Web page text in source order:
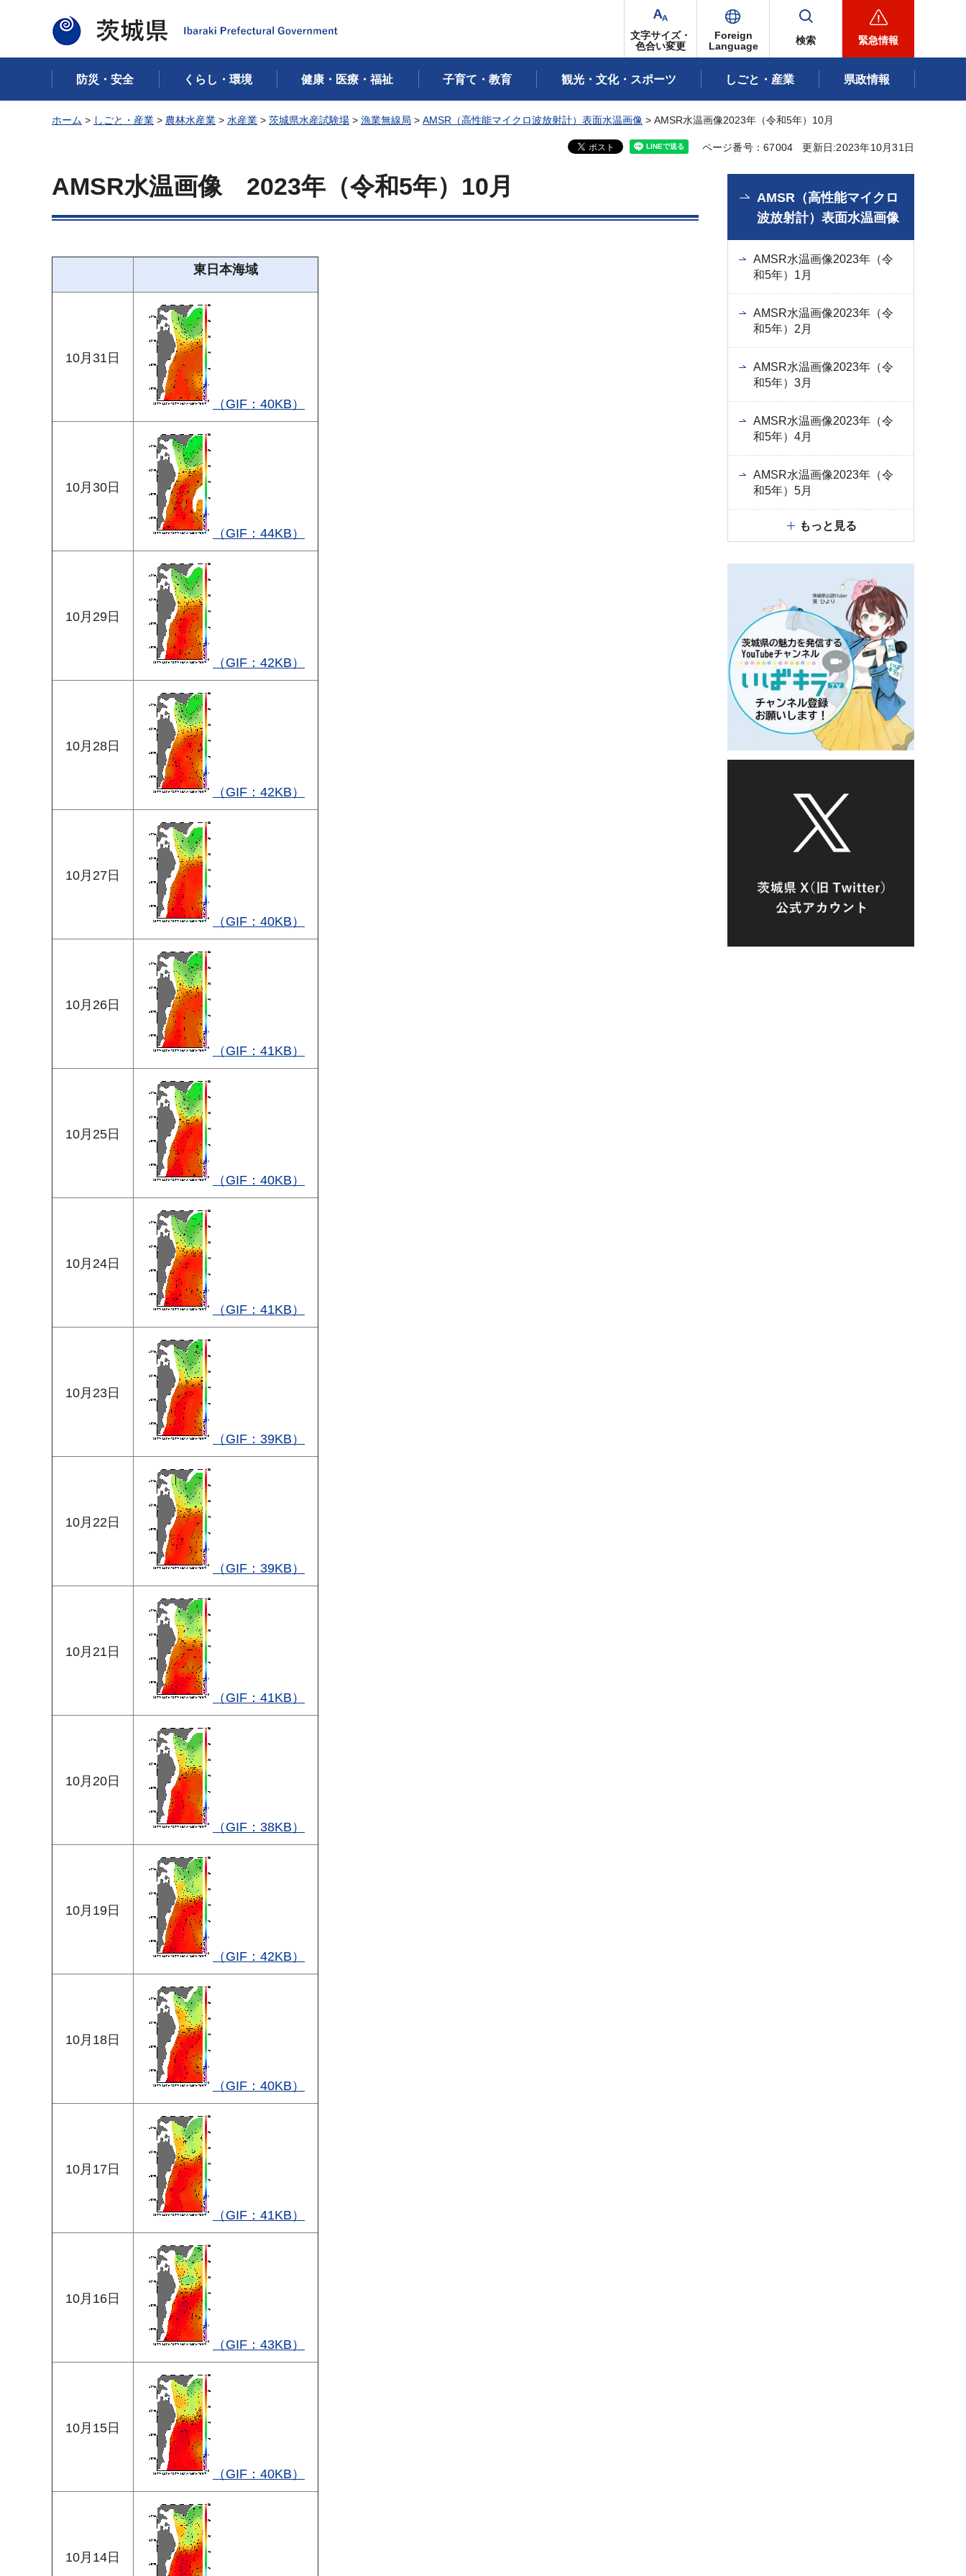
茨城県
文字サイズ・
色合い変更
Foreign
Language
検索 緊急情報
防災・安全 くらし・環境 健康・医療・福祉 子育て・教育 観光・文化・スポーツ しごと・産業 県政情報
ホーム > しごと・産業 > 農林水産業 > 水産業 > 茨城県水産試験場 > 漁業無線局 > AMSR（高性能マイクロ波放射計）表面水温画像 > AMSR水温画像2023年（令和5年）10月
ページ番号：67004 更新日:2023年10月31日
AMSR水温画像 2023年 （令和5年）10月
東日本海域
10月31日
（GIF：40KB）
10月30日
（GIF：44KB）
10月29日
（GIF：42KB）
10月28日
（GIF：42KB）
10月27日
（GIF：40KB）
10月26日
（GIF：41KB）
10月25日
（GIF：40KB）
10月24日
（GIF：41KB）
10月23日
（GIF：39KB）
10月22日
（GIF：39KB）
10月21日
（GIF：41KB）
10月20日
（GIF：38KB）
10月19日
（GIF：42KB）
10月18日
（GIF：40KB）
10月17日
（GIF：41KB）
10月16日
（GIF：43KB）
10月15日
（GIF：40KB）
10月14日
AMSR（高性能マイクロ
波放射計）表面水温画像
AMSR水温画像2023年（令
和5年）1月
AMSR水温画像2023年（令
和5年）2月
AMSR水温画像2023年（令
和5年）3月
AMSR水温画像2023年（令
和5年）4月
AMSR水温画像2023年（令
和5年）5月
もっと見る